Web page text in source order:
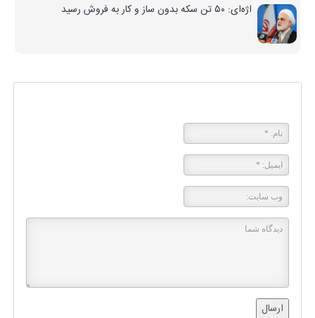
اژه‌ای: ۵۰ تن سکه بدون ساز و کار به فروش رسید
ارسال